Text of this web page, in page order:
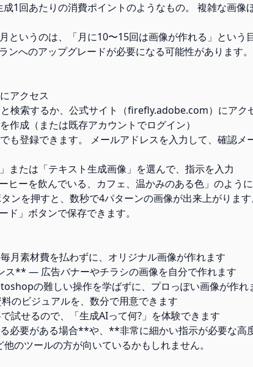
1回あたりの消費ポイントのようなもの。 複雑な画像
というのは、「月に10〜15回は画像が作れる」という
ンへのアップグレードが必要になる可能性があります。
アクセス
検索するか、公式サイト（firefly.adobe.com）にアク
作成（または既存アカウントでログイン）
も登録できます。 メールアドレスを入力して、確認メ
または「テキスト生成画像」を選んで、指示を入力
ヒーを飲んでいる、カフェ、温かみのある色」のよう
ンを押すと、数秒で4パターンの画像が出来上がります
」ボタンで保存できます。
素材費を払わずに、オリジナル画像が作れます
ス** — 広告バナーやチラシの画像を自分で作れます
の難しい操作を学ばずに、プロっぽい画像が作れ
のビジュアルを、数分で用意できます
せるので、「生成AIって何?」を体験できます
必要がある場合**や、**非常に細かい指示が必要な高
のツールの方が向いているかもしれません。